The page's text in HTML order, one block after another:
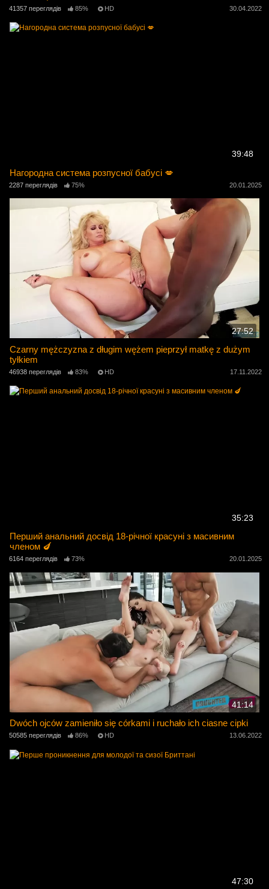
41357 переглядів 85% HD 30.04.2022
39:48
Нагородна система розпусної бабусі 💋
2287 переглядів 75% 20.01.2025
27:52
Czarny mężczyzna z długim wężem pieprzył matkę z dużym
tyłkiem
46938 переглядів 83% HD 17.11.2022
35:23
Перший анальний досвід 18-річної красуні з масивним
членом 🍆
6164 переглядів 73% 20.01.2025
41:14
Dwóch ojców zamieniło się córkami i ruchało ich ciasne cipki
50585 переглядів 86% HD 13.06.2022
47:30